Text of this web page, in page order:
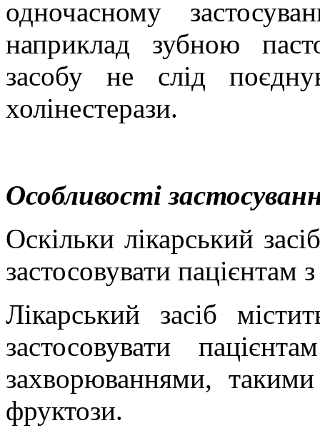
одночасному
наприклад зубною
засобу не слід
холінестерази.
Особливості
Оскільки лікарський
застосовувати пацієнтам
Лікарський засіб
застосовувати
захворюваннями,
фруктози.